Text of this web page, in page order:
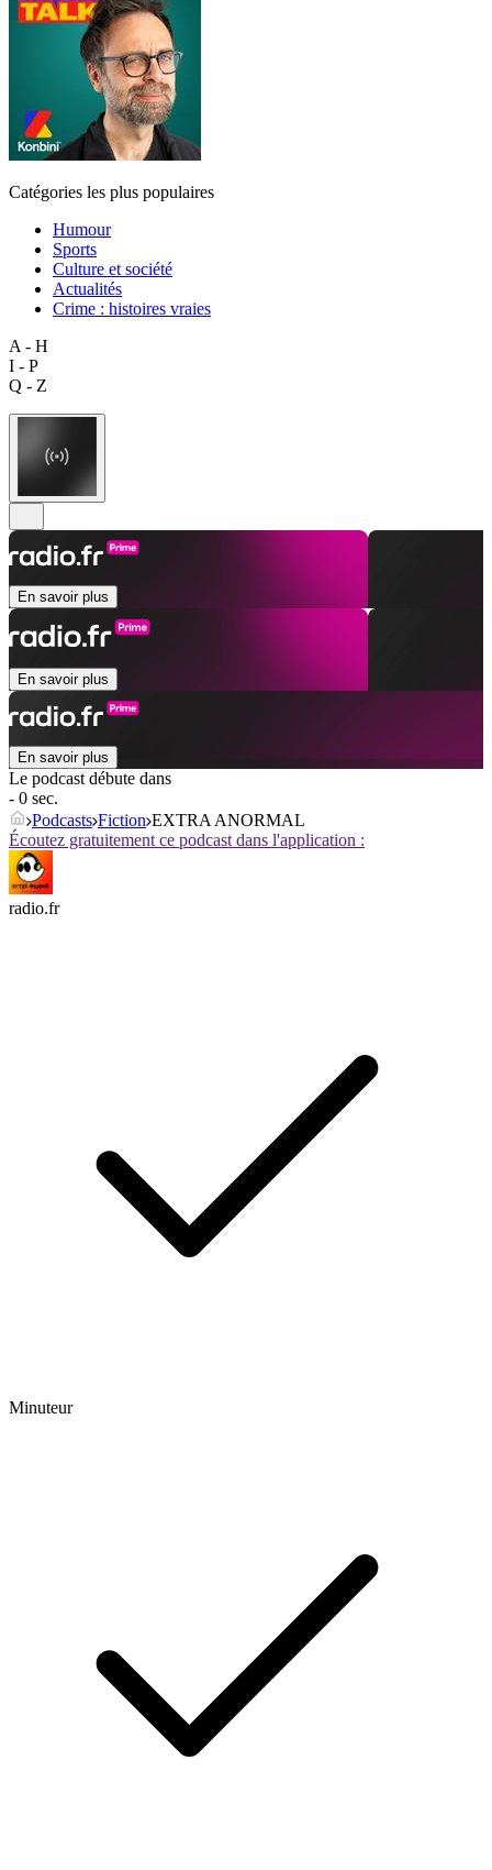
Catégories les plus populaires
Humour
Sports
Culture et société
Actualités
Crime : histoires vraies
A - H
I - P
Q - Z
En savoir plus
En savoir plus
En savoir plus
Le podcast débute dans
- 0 sec.
Podcasts Fiction EXTRA ANORMAL
Écoutez gratuitement ce podcast dans l'application :
radio.fr
Minuteur